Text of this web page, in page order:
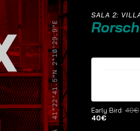
SALA 2:
Early Bird:40€
40€